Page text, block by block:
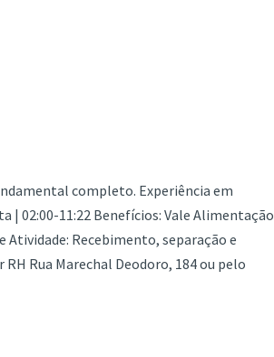
completo. Experiência em
| 02:00-11:22 Benefícios: Vale Alimentação
Recebimento, separação e
Rua Marechal Deodoro, 184 ou pelo